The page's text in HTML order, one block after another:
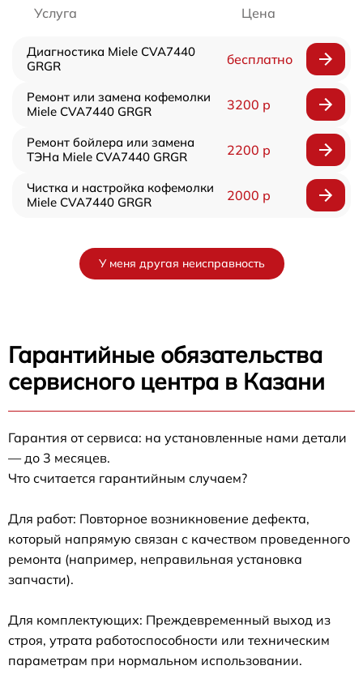
Услуга Цена
Диагностика Miele CVA7440
GRGR
бесплатно
Ремонт или замена кофемолки
Miele CVA7440 GRGR
3200 р
Ремонт бойлера или замена
ТЭНа Miele CVA7440 GRGR
2200 р
Чистка и настройка кофемолки
Miele CVA7440 GRGR
2000 р
У меня другая неисправность
Гарантийные обязательства
сервисного центра в Казани
Гарантия от сервиса: на установленные нами детали
— до 3 месяцев.
Что считается гарантийным случаем?
Для работ: Повторное возникновение дефекта,
который напрямую связан с качеством проведенного
ремонта (например, неправильная установка
запчасти).
Для комплектующих: Преждевременный выход из
строя, утрата работоспособности или техническим
параметрам при нормальном использовании.